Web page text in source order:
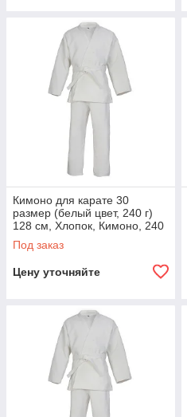
Кимоно для карате 30
размер (белый цвет, 240 г)
128 см, Хлопок, Кимоно, 240
г/м2, Карате
Под заказ
Цену уточняйте